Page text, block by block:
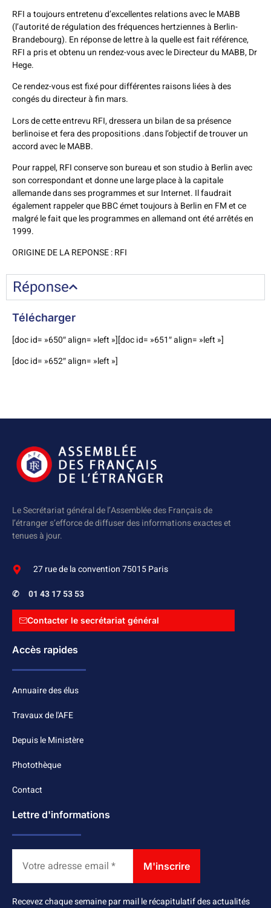
RFI a toujours entretenu d’excellentes relations avec le MABB
(l’autorité de régulation des fréquences hertziennes à Berlin-
Brandebourg). En réponse de lettre à la quelle est fait référence,
RFI a pris et obtenu un rendez-vous avec le Directeur du MABB, Dr
Hege.
Ce rendez-vous est fixé pour différentes raisons liées à des
congés du directeur à fin mars.
Lors de cette entrevu RFI, dressera un bilan de sa présence
berlinoise et fera des propositions .dans l’objectif de trouver un
accord avec le MABB.
Pour rappel, RFI conserve son bureau et son studio à Berlin avec
son correspondant et donne une large place à la capitale
allemande dans ses programmes et sur Internet. Il faudrait
également rappeler que BBC émet toujours à Berlin en FM et ce
malgré le fait que les programmes en allemand ont été arrêtés en
1999.
ORIGINE DE LA REPONSE : RFI
Réponse
Télécharger
[doc id= »650″ align= »left »][doc id= »651″ align= »left »]
[doc id= »652″ align= »left »]
Le Secrétariat général de l’Assemblée des Français de
l’étranger s’efforce de diffuser des informations exactes et
tenues à jour.
27 rue de la convention 75015 Paris
✆ 01 43 17 53 53
Contacter le secrétariat général
Accès rapides
Annuaire des élus
Travaux de l'AFE
Depuis le Ministère
Photothèque
Contact
Lettre d'informations
Recevez chaque semaine par mail le récapitulatif des actualités